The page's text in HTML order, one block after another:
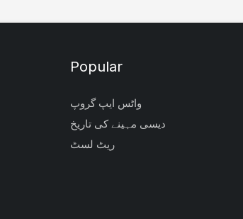
Popular
واٹس ایپ گروپ
دیسی مہینے کی تاریخ
ریٹ لسٹ